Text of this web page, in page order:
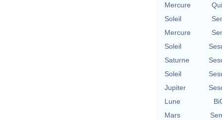
Mercure
Soleil
Mercure
Soleil
Saturne
Soleil
Jupiter
Lune
Mars